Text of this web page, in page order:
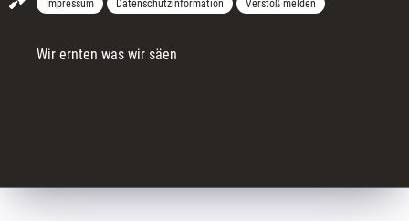
Impressum Datenschutzinformation Verstoß melden
Wir ernten was wir säen